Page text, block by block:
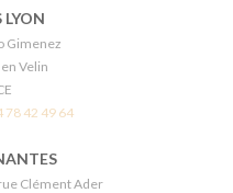
Gimenez
Velin
78 42 49 64
Clément Ader